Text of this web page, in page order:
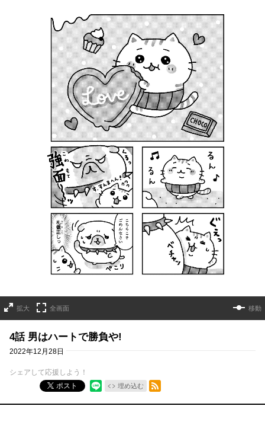
拡大 全画面 移動
4話 男はハートで勝負や!
2022年12月28日
シェアして応援しよう！
ポスト
埋め込む
RSSフィード